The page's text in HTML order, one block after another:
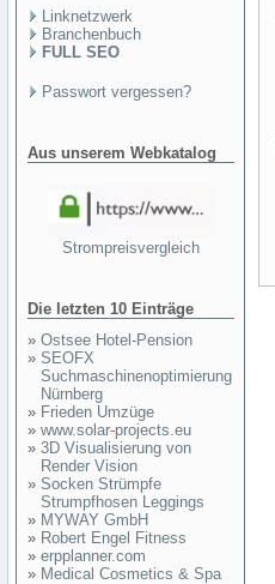
Linknetzwerk
Branchenbuch
FULL SEO
Passwort vergessen?
Aus unserem Webkatalog
Strompreisvergleich
Die letzten 10 Einträge
» Ostsee Hotel-Pension
» SEOFX
Suchmaschinenoptimierung
Nürnberg
» Frieden Umzüge
» www.solar-projects.eu
» 3D Visualisierung von
Render Vision
» Socken Strümpfe
Strumpfhosen Leggings
» MYWAY GmbH
» Robert Engel Fitness
» erpplanner.com
» Medical Cosmetics & Spa